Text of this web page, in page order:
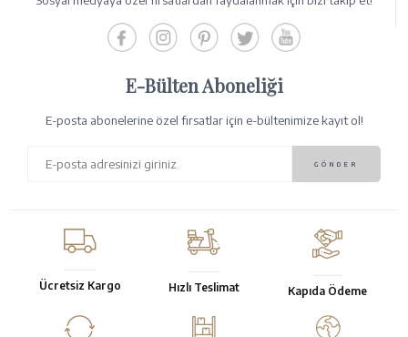
E-Bülten Aboneliği
E-posta abonelerine özel fırsatlar için e-bültenimize kayıt ol!
Ücretsiz Kargo Hızlı Teslimat Kapıda Ödeme